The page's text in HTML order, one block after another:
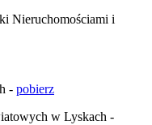
Nieruchomościami i
- pobierz
w Lyskach -